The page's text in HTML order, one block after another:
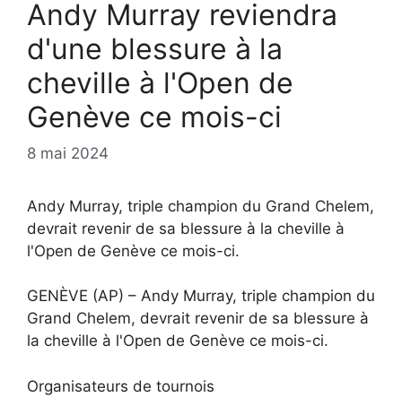
Andy Murray reviendra
d'une blessure à la
cheville à l'Open de
Genève ce mois-ci
8 mai 2024
Andy Murray, triple champion du Grand Chelem,
devrait revenir de sa blessure à la cheville à
l'Open de Genève ce mois-ci.
GENÈVE (AP) – Andy Murray, triple champion du
Grand Chelem, devrait revenir de sa blessure à
la cheville à l'Open de Genève ce mois-ci.
Organisateurs de tournois